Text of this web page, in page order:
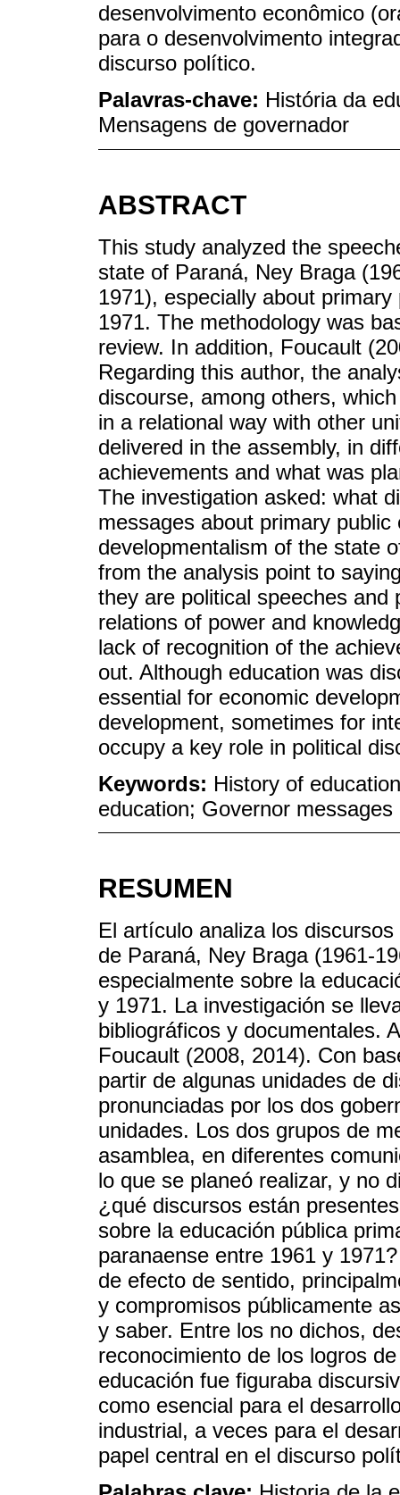
desenvolvimento econômico
para o desenvolvimento
discurso político.
Palavras-chave: História da
Mensagens de governador
ABSTRACT
This study analyzed the
state of Paraná, Ney Braga
1971), especially about
1971. The methodology was
review. In addition, Foucault
Regarding this author, the
discourse, among others,
in a relational way with other
delivered in the assembly, in
achievements and what was
The investigation asked: what
messages about primary
developmentalism of the state
from the analysis point to
they are political speeches
relations of power and
lack of recognition of the
out. Although education was
essential for economic
development, sometimes for
occupy a key role in political
Keywords: History of
education; Governor messages
RESUMEN
El artículo analiza los
de Paraná, Ney Braga (1961-
especialmente sobre la
y 1971. La investigación se
bibliográficos y documentales.
Foucault (2008, 2014). Con
partir de algunas unidades de
pronunciadas por los dos
unidades. Los dos grupos de
asamblea, en diferentes
lo que se planeó realizar, y no
¿qué discursos están
sobre la educación pública
paranaense entre 1961 y
de efecto de sentido,
y compromisos públicamente
y saber. Entre los no dichos,
reconocimiento de los logros
educación fue figuraba
como esencial para el
industrial, a veces para el
papel central en el discurso